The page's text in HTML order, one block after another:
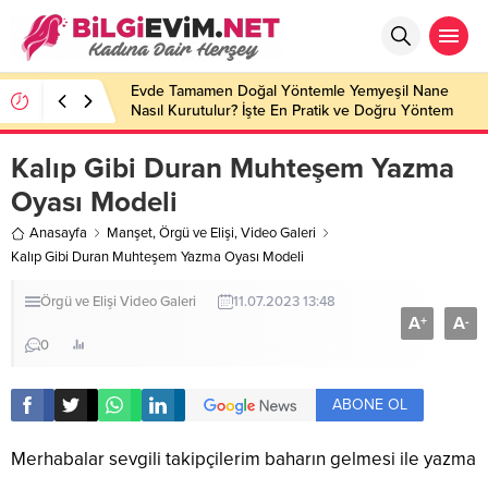
Evde Tamamen Doğal Yöntemle Yemyeşil Nane
Nasıl Kurutulur? İşte En Pratik ve Doğru Yöntem
Kalıp Gibi Duran Muhteşem Yazma
Oyası Modeli
Anasayfa Manşet,Örgü ve Elişi,Video Galeri
Kalıp Gibi Duran Muhteşem Yazma Oyası Modeli
Örgü ve Elişi Video Galeri 11.07.2023 13:48
0
A+ A-
ABONE OL
Merhabalar sevgili takipçilerim baharın gelmesi ile yazma